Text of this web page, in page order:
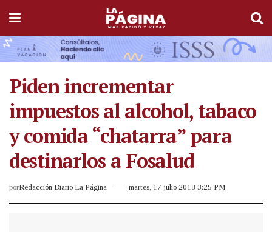
Piden incrementar
impuestos al alcohol, tabaco
y comida “chatarra” para
destinarlos a Fosalud
porRedacción Diario La Página martes, 17 julio 2018 3:25 PM